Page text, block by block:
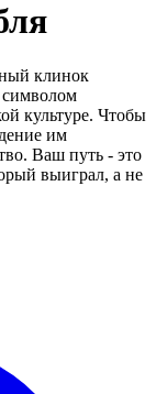
клинок
символом
культуре. Чтобы
им
Ваш путь - это
выиграл, а не